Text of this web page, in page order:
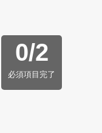
0/2
必須項目完了